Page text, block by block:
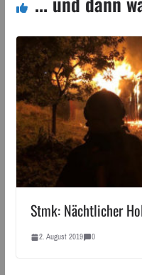
Stmk: Nächtlicher
2. August 2019 0